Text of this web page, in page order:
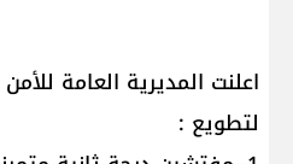
اعلنت المديرية العامة
لتطويع :